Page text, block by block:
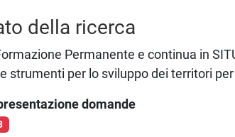
della ricerca
Permanente e continua in
strumenti per lo sviluppo dei territori
domande